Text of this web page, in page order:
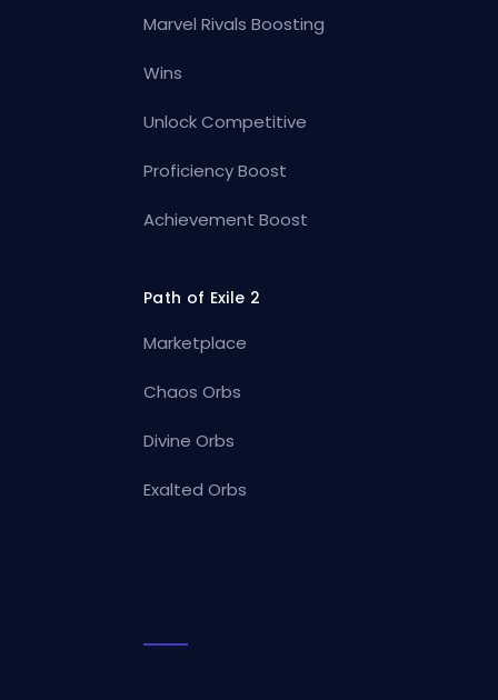
Marvel Rivals Boosting
Wins
Unlock Competitive
Proficiency Boost
Achievement Boost
Path of Exile 2
Marketplace
Chaos Orbs
Divine Orbs
Exalted Orbs